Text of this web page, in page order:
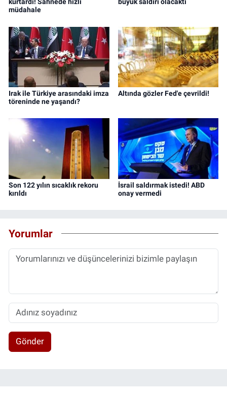
müdahale
Irak ile Türkiye arasındaki imza
töreninde ne yaşandı?
Altında gözler Fed'e çevrildi!
Son 122 yılın sıcaklık rekoru
kırıldı
İsrail saldırmak istedi! ABD
onay vermedi
Yorumlar
Gönder